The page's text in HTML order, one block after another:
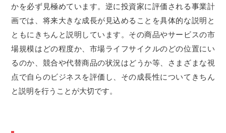
かを必ず見極めています。逆に投資家に評価される事業計
画では、将来大きな成長が見込めることを具体的な説明と
ともにきちんと説明しています。その商品やサービスの市
場規模はどの程度か、市場ライフサイクルのどの位置にい
るのか、競合や代替商品の状況はどうか等、さまざまな視
点で自らのビジネスを評価し、その成長性についてきちん
と説明を行うことが大切です。